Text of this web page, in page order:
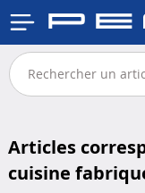
Articles
cuisine